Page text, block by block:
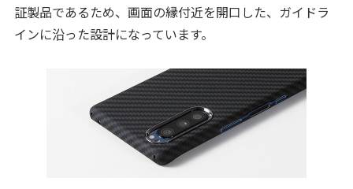
証製品であるため、画面の縁付近を開口した、ガイドラ
インに沿った設計になっています。